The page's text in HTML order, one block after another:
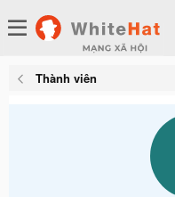
Thành viên